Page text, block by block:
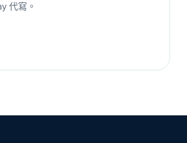
代寫。